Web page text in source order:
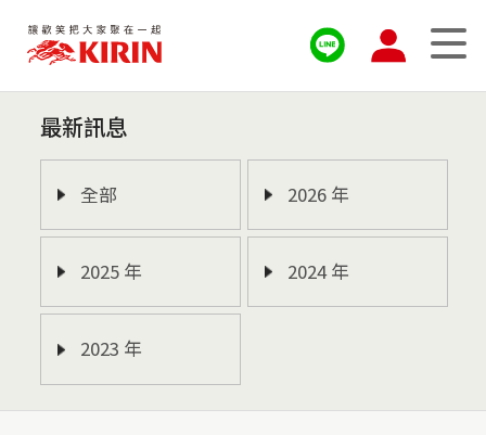
最新訊息
全部 2026 年
2025 年 2024 年
2023 年